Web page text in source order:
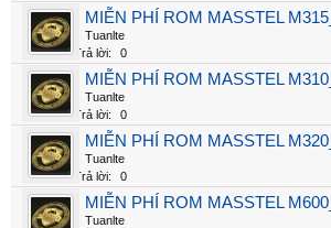
MIỄN PHÍ ROM MASSTEL
Tuanlte
Trả lời:
0
MIỄN PHÍ ROM MASSTEL
Tuanlte
Trả lời:
0
MIỄN PHÍ ROM MASSTEL
Tuanlte
Trả lời:
0
MIỄN PHÍ ROM MASSTEL
Tuanlte